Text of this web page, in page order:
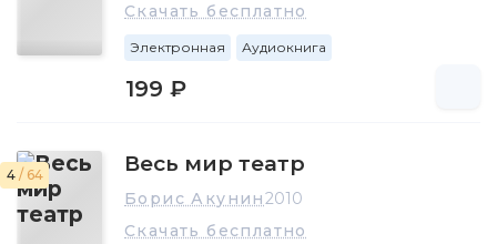
Скачать бесплатно
Электронная Аудиокнига
199 ₽
4 / 64 Весь мир театр
Борис Акунин2010
Скачать бесплатно